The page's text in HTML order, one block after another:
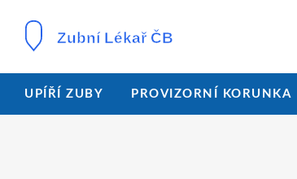
UPÍŘÍ ZUBY PROVIZORNÍ KORUNKA